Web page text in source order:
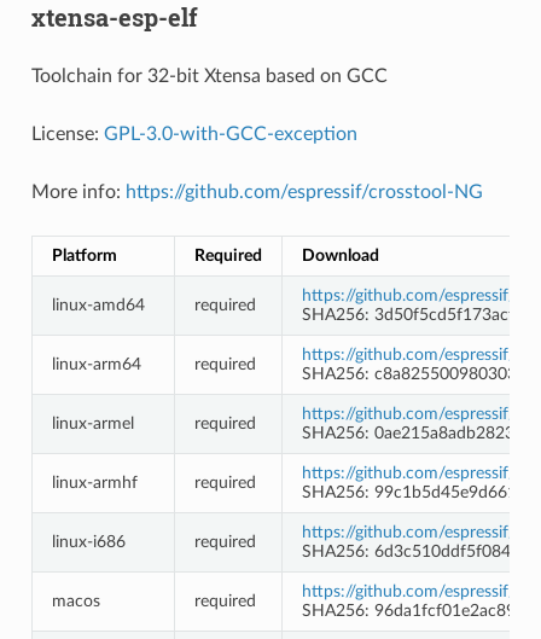
xtensa-esp-elf
Toolchain for 32-bit Xtensa based on GCC
License: GPL-3.0-with-GCC-exception
More info: https://github.com/espressif/crosstool-NG
Platform Required Download
linux-amd64 required
https://github.com/espressif/
SHA256:
linux-arm64 required
https://github.com/espressif/
SHA256:
linux-armel required
https://github.com/espressif/
SHA256:
linux-armhf required
https://github.com/espressif/
SHA256:
linux-i686 required
https://github.com/espressif/
SHA256:
macos required
https://github.com/espressif/
SHA256: